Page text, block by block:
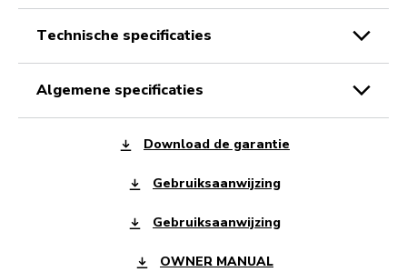
technische specificaties
algemene specificaties
Download de garantie
Gebruiksaanwijzing
Gebruiksaanwijzing
OWNER MANUAL